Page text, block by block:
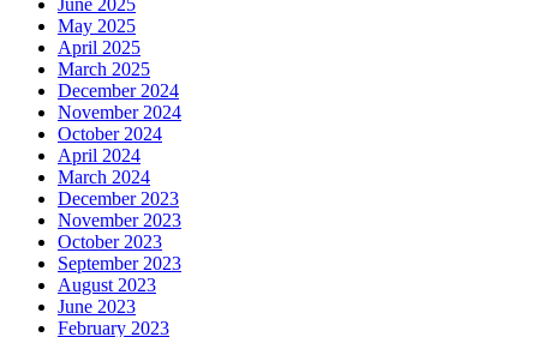
June 2025
May 2025
April 2025
March 2025
December 2024
November 2024
October 2024
April 2024
March 2024
December 2023
November 2023
October 2023
September 2023
August 2023
June 2023
February 2023